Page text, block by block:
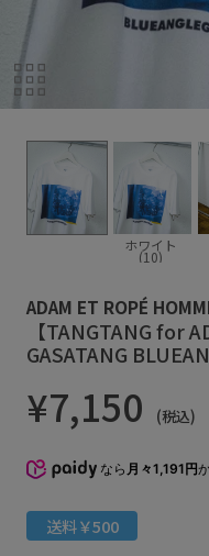
ホワイト
(10)
ADAM ET ROPÉ
【TANGTANG for
GASATANG
¥7,150 (税込)
なら 月々1,191円
送料￥500